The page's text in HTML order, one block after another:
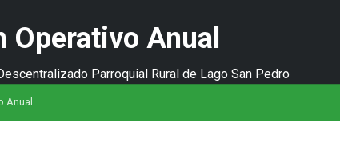
Operativo Anual
Parroquial Rural de Lago San Pedro
Anual